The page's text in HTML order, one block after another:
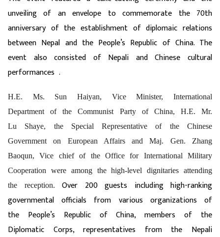
unveiling of an envelope to commemorate the70th
anniversary of the establishment of diplomaic relations
between Nepal and the People’s Republic of China. The
event also consisted of Nepali and Chinese cultural
performances .
H.E. Ms. Sun Haiyan, Vice Minister, International
Department of the Communist Party of China, H.E. Mr.
Lu Shaye, the Special Representative of the Chinese
Government on European Affairs and Maj. Gen. Zhang
Baoqun, Vice chief of the Office for International Military
Cooperation were among the high-level dignitaries attending
the reception. Over 200 guests including high-ranking
governmental officials from various organizations of
the People’s Republic of China, members of the
Diplomatic Corps, representatives from the Nepali